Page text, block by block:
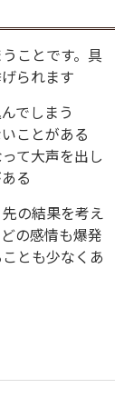
ことです。具
られます
でしまう
ことがある
て大声を出し
る
の結果を考え
の感情も爆発
とも少なくあ